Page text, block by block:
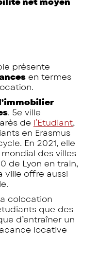
présente
en termes
. 5e ville
de l’Etudiant,
en Erasmus
En 2021, elle
mondial des villes
de Lyon en train,
ville offre aussi
colocation
que des
d’entraîner un
locative